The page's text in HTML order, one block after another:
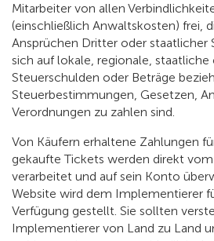
Mitarbeiter von allen
(einschließlich Anwaltskosten) frei,
Ansprüchen Dritter oder staatlicher
sich auf lokale, regionale,
Steuerschulden oder Beträge
Steuerbestimmungen, Gesetzen,
Verordnungen zu zahlen sind.
Von Käufern erhaltene Zahlungen
gekaufte Tickets werden direkt
verarbeitet und auf sein Konto
Website wird dem Implementierer
Verfügung gestellt. Sie sollten
Implementierer von Land zu Land